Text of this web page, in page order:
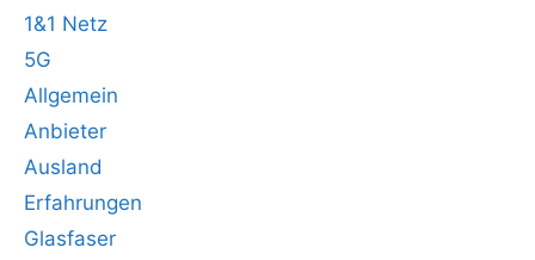
1&1 Netz
5G
Allgemein
Anbieter
Ausland
Erfahrungen
Glasfaser